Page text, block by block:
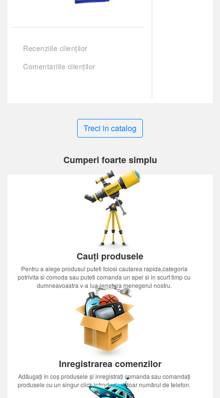
Recenziile clienților
Comentariile clienților
Treci in catalog
Cumperi foarte simplu
Cauți produsele
Pentru a alege produsul puteti folosi cautarea rapida,categoria
potrivita si comoda sau puteti comanda un apel si in scurt timp cu
dumneavoastra v-a lua legatura menegerul nostru.
Inregistrarea comenzilor
Adăugați în coș produsele și înregistrați comanda sau comandați
produsele cu un singur click introducînd doar numărul de telefon.